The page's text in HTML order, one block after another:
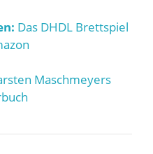
Das DHDL Brettspiel
Maschmeyers